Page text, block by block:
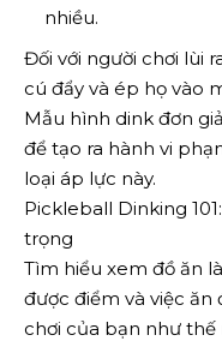
nhiều.
Đối với người chơi lùi
cú đẩy và ép họ vào
Mẫu hình dink đơn
để tạo ra hành vi
loại áp lực này.
Pickleball Dinking
trọng
Tìm hiểu xem đồ ăn
được điểm và việc
chơi của bạn như thế